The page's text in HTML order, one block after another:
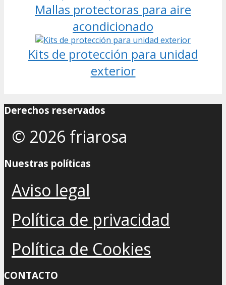
Mallas protectoras para aire
acondicionado
Kits de protección para unidad
exterior
Derechos reservados
© 2026 friarosa
Nuestras políticas
Aviso legal
Política de privacidad
Política de Cookies
CONTACTO